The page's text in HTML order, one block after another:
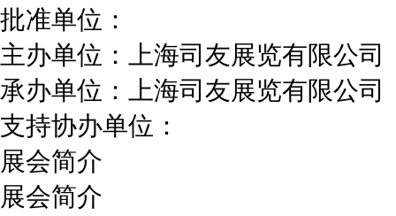
批准单位：
主办单位：
上海司友展览有限公司
承办单位：
上海司友展览有限公司
支持协办单位：
展会简介
展会简介